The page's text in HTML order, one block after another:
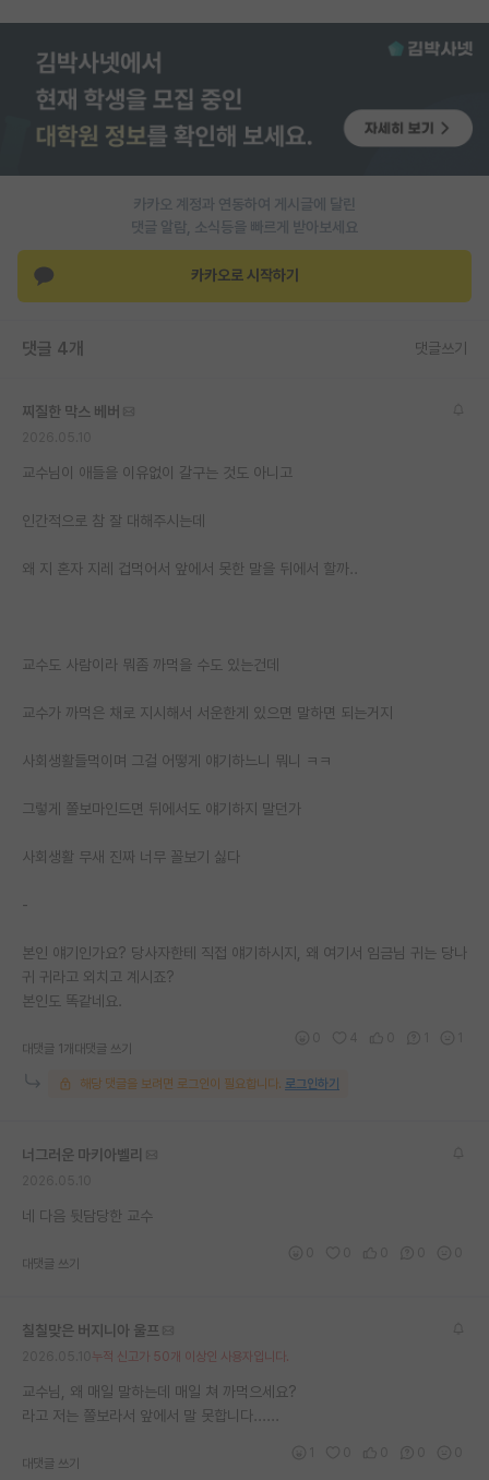
커리어
유학교육
이벤트
카카오 계정과 연동하여 게시글에 달린
댓글 알람, 소식등을 빠르게 받아보세요
카카오로 시작하기
댓글 4개 댓글쓰기
찌질한 막스 베버
교수님이 애들을 이유없이 갈구는 것도 아니고
인간적으로 참 잘 대해주시는데
왜 지 혼자 지레 겁먹어서 앞에서 못한 말을 뒤에서 할까..
교수도 사람이라 뭐좀 까먹을 수도 있는건데
교수가 까먹은 채로 지시해서 서운한게 있으면 말하면 되는거지
사회생활들먹이며 그걸 어떻게 얘기하느니 뭐니 ㅋㅋ
그렇게 쫄보마인드면 뒤에서도 얘기하지 말던가
사회생활 무새 진짜 너무 꼴보기 싫다
-
본인 얘기인가요? 당사자한테 직접 얘기하시지, 왜 여기서 임금님 귀는 당나
귀 귀라고 외치고 계시죠?
본인도 똑같네요.
대댓글 1개 대댓글 쓰기
해당 댓글을 보려면 로그인이 필요합니다. 로그인하기
너그러운 마키아벨리
네 다음 뒷담당한 교수
대댓글 쓰기
칠칠맞은 버지니아 울프
누적 신고가 50개 이상인 사용자입니다.
교수님, 왜 매일 말하는데 매일 쳐 까먹으세요?
라고 저는 쫄보라서 앞에서 말 못합니다......
대댓글 쓰기